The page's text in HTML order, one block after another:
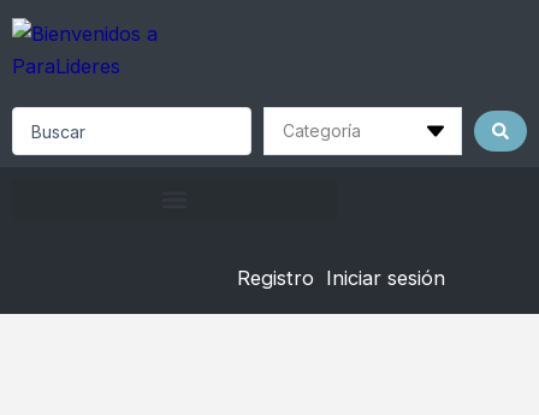
Skip
content
Registro Iniciar sesión